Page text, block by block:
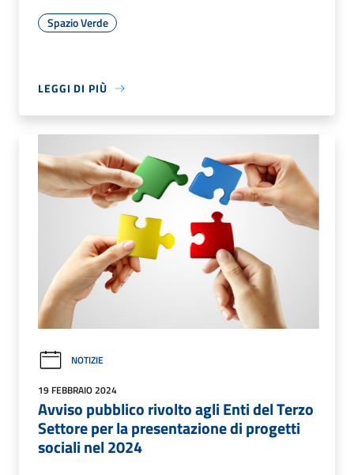
Spazio Verde
LEGGI DI PIÙ
NOTIZIE
19 FEBBRAIO 2024
Avviso pubblico rivolto agli Enti del Terzo
Settore per la presentazione di progetti
sociali nel 2024